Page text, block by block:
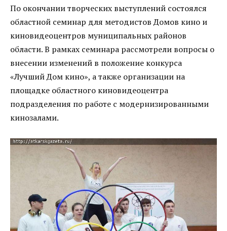
По окончании творческих выступлений состоялся
областной семинар для методистов Домов кино и
киновидеоцентров муниципальных районов
области. В рамках семинара рассмотрели вопросы о
внесении изменений в положение конкурса
«Лучший Дом кино», а также организации на
площадке областного киновидеоцентра
подразделения по работе с модернизированными
кинозалами.